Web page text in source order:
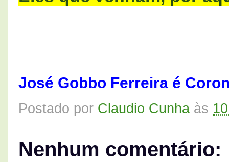
José Gobbo Ferreira é
Postado por Claudio Cunha às
Nenhum comentário: